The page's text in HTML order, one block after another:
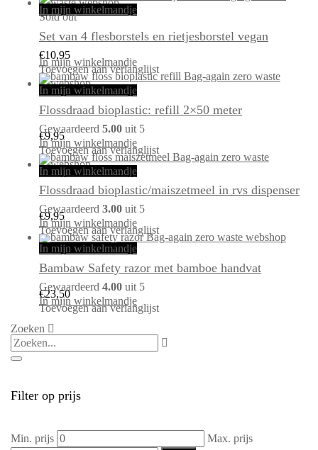
In mijn winkelmandje
Sold out
Set van 4 flesborstels en rietjesborstel vegan
€10,95
In mijn winkelmandje
Toevoegen aan verlanglijst
In mijn winkelmandje
Flossdraad bioplastic: refill 2×50 meter
Gewaardeerd 5.00 uit 5
€9,95
In mijn winkelmandje
Toevoegen aan verlanglijst
In mijn winkelmandje
Flossdraad bioplastic/maiszetmeel in rvs dispenser
Gewaardeerd 3.00 uit 5
€9,95
In mijn winkelmandje
Toevoegen aan verlanglijst
In mijn winkelmandje
Bambaw Safety razor met bamboe handvat
Gewaardeerd 4.00 uit 5
€23,50
In mijn winkelmandje
Toevoegen aan verlanglijst
Zoeken
Filter op prijs
Min. prijs
Max. prijs